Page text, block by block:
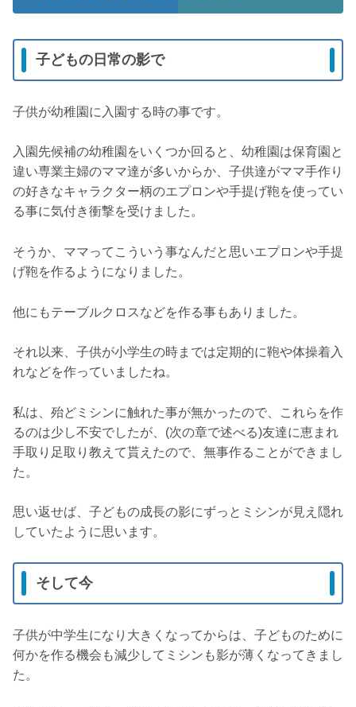
子どもの日常の影で
子供が幼稚園に入園する時の事です。
入園先候補の幼稚園をいくつか回ると、幼稚園は保育園と
違い専業主婦のママ達が多いからか、子供達がママ手作り
の好きなキャラクター柄のエプロンや手提げ鞄を使ってい
る事に気付き衝撃を受けました。
そうか、ママってこういう事なんだと思いエプロンや手提
げ鞄を作るようになりました。
他にもテーブルクロスなどを作る事もありました。
それ以来、子供が小学生の時までは定期的に鞄や体操着入
れなどを作っていましたね。
私は、殆どミシンに触れた事が無かったので、これらを作
るのは少し不安でしたが、(次の章で述べる)友達に恵まれ
手取り足取り教えて貰えたので、無事作ることができまし
た。
思い返せば、子どもの成長の影にずっとミシンが見え隠れ
していたように思います。
そして今
子供が中学生になり大きくなってからは、子どものために
何かを作る機会も減少してミシンも影が薄くなってきまし
た。